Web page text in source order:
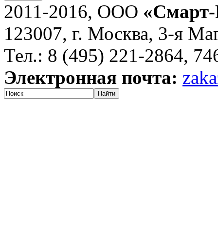
2011-2016, ООО
123007, г. Москва, 3-я
Тел.: 8 (495) 221-2864,
Электронная почта:
Найти